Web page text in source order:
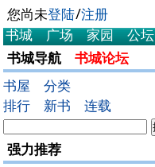
您尚未登陆/注册
书城 广场 家园 公坛
书城导航 书城论坛
书屋
分类
排行
新书 连载
强力推荐